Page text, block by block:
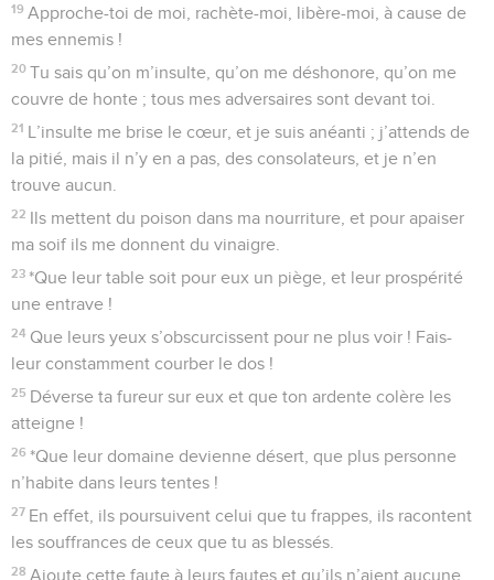
19 Approche-toi de moi, rachète-moi, libère-moi, à cause de
mes ennemis !
20 Tu sais qu’on m’insulte, qu’on me déshonore, qu’on me
couvre de honte ; tous mes adversaires sont devant toi.
21 L’insulte me brise le cœur, et je suis anéanti ; j’attends de
la pitié, mais il n’y en a pas, des consolateurs, et je n’en
trouve aucun.
22 Ils mettent du poison dans ma nourriture, et pour apaiser
ma soif ils me donnent du vinaigre.
23 *Que leur table soit pour eux un piège, et leur prospérité
une entrave !
24 Que leurs yeux s’obscurcissent pour ne plus voir ! Fais-
leur constamment courber le dos !
25 Déverse ta fureur sur eux et que ton ardente colère les
atteigne !
26 *Que leur domaine devienne désert, que plus personne
n’habite dans leurs tentes !
27 En effet, ils poursuivent celui que tu frappes, ils racontent
les souffrances de ceux que tu as blessés.
28 Ajoute cette faute à leurs fautes et qu’ils n’aient aucune